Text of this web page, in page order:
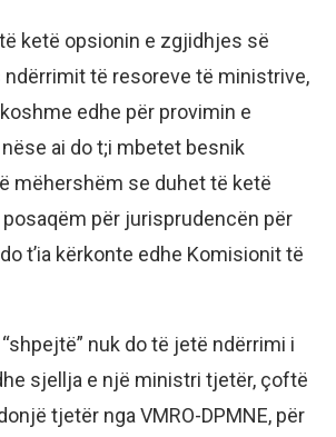
ketë opsionin e zgjidhjes së
të resoreve të ministrive,
edhe për provimin e
ai do t;i mbetet besnik
mëhershëm se duhet të ketë
për jurisprudencën për
t’ia kërkonte edhe Komisionit të
nuk do të jetë ndërrimi i
sjellja e një ministri tjetër, çoftë
tjetër nga VMRO-DPMNE, për